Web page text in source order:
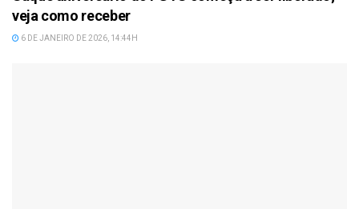
veja como receber
6 DE JANEIRO DE 2026, 14:44H